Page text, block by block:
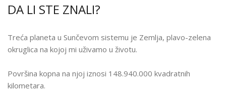
DA LI STE ZNALI?
Treća planeta u Sunčevom sistemu je Zemlja, plavo-zelena
okruglica na kojoj mi uživamo u životu.
Površina kopna na njoj iznosi 148.940.000 kvadratnih
kilometara.